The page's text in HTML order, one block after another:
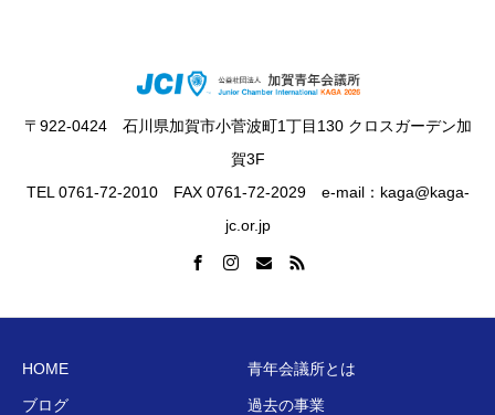
〒922-0424 石川県加賀市小菅波町1丁目130 クロスガーデン加
賀3F
TEL 0761-72-2010 FAX 0761-72-2029 e-mail：kaga@kaga-
jc.or.jp
HOME 青年会議所とは
ブログ 過去の事業